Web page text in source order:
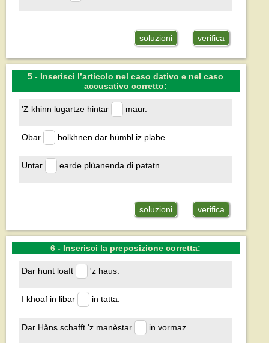
soluzioni verifica
5 - Inserisci l’articolo nel caso dativo e nel caso
accusativo corretto:
'Z khinn lugartze hintar maur.
Obar bolkhnen dar hümbl iz plabe.
Untar earde plüanenda di patatn.
soluzioni verifica
6 - Inserisci la preposizione corretta:
Dar hunt loaft 'z haus.
I khoaf in libar in tatta.
Dar Håns schafft 'z manèstar in vormaz.